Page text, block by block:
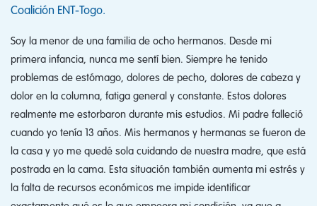
Coalición ENT‑Togo.
Soy la menor de una familia de ocho hermanos. Desde mi
primera infancia, nunca me sentí bien. Siempre he tenido
problemas de estómago, dolores de pecho, dolores de cabeza y
dolor en la columna, fatiga general y constante. Estos dolores
realmente me estorbaron durante mis estudios. Mi padre falleció
cuando yo tenía 13 años. Mis hermanos y hermanas se fueron de
la casa y yo me quedé sola cuidando de nuestra madre, que está
postrada en la cama. Esta situación también aumenta mi estrés y
la falta de recursos económicos me impide identificar